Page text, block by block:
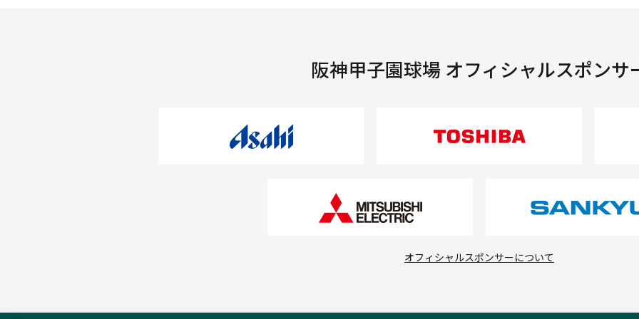
阪神甲子園球場 オフィシャルスポンサ
オフィシャルスポンサーについて